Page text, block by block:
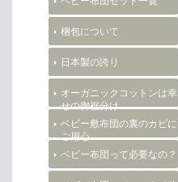
梱包について
日本製の誇り
オーガニックコットンは幸
せの御裾分け
ベビー敷布団の裏のカビに
ご用心
ベビー布団って必要なの？